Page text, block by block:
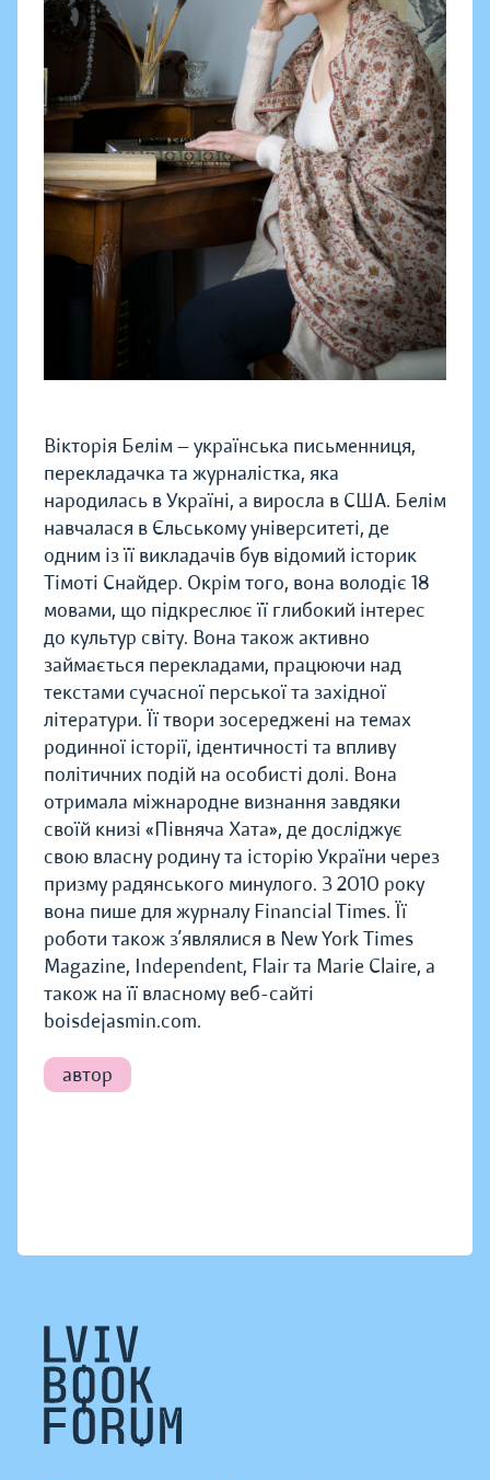
Вікторія Белім — українська письменниця,
перекладачка та журналістка, яка
народилась в Україні, а виросла в США. Белім
навчалася в Єльському університеті, де
одним із її викладачів був відомий історик
Тімоті Снайдер. Окрім того, вона володіє 18
мовами, що підкреслює її глибокий інтерес
до культур світу. Вона також активно
займається перекладами, працюючи над
текстами сучасної перської та західної
літератури. Її твори зосереджені на темах
родинної історії, ідентичності та впливу
політичних подій на особисті долі. Вона
отримала міжнародне визнання завдяки
своїй книзі «Півняча Хата», де досліджує
свою власну родину та історію України через
призму радянського минулого. З 2010 року
вона пише для журналу Financial Times. Її
роботи також з’являлися в New York Times
Magazine, Independent, Flair та Marie Claire, а
також на її власному веб-сайті
boisdejasmin.com.
автор